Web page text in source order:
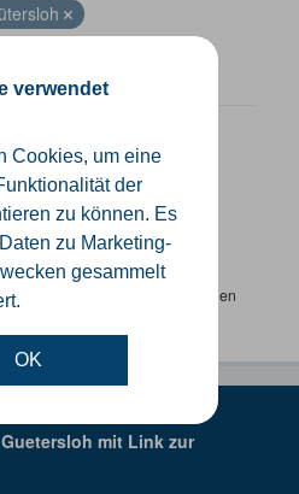
verwendet
Cookies, um eine
der
zu können. Es
zu Marketing-
gesammelt
OK
im Kreis Gütersloh
Wenden Sie sich bitte an einen